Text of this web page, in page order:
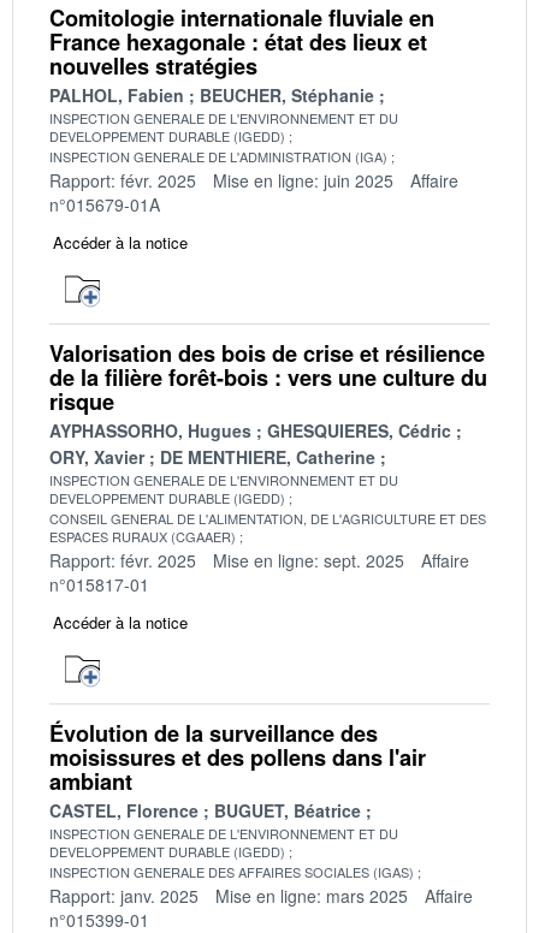
Comitologie internationale fluviale en
France hexagonale : état des lieux et
nouvelles stratégies
PALHOL, Fabien BEUCHER, Stéphanie
INSPECTION GENERALE DE L'ENVIRONNEMENT ET DU
DEVELOPPEMENT DURABLE (IGEDD)
INSPECTION GENERALE DE L'ADMINISTRATION (IGA)
Rapport: févr. 2025 Mise en ligne: juin 2025
Affaire
n°015679-01A
Accéder à la notice
Valorisation des bois de crise et résilience
de la filière forêt-bois : vers une culture du
risque
AYPHASSORHO, Hugues
GHESQUIERES, Cédric
ORY, Xavier
DE MENTHIERE, Catherine
INSPECTION GENERALE DE L'ENVIRONNEMENT ET DU
DEVELOPPEMENT DURABLE (IGEDD)
CONSEIL GENERAL DE L'ALIMENTATION, DE L'AGRICULTURE ET DES
ESPACES RURAUX (CGAAER)
Rapport: févr. 2025 Mise en ligne: sept. 2025
Affaire
n°015817-01
Accéder à la notice
Évolution de la surveillance des
moisissures et des pollens dans l'air
ambiant
CASTEL, Florence BUGUET, Béatrice
INSPECTION GENERALE DE L'ENVIRONNEMENT ET DU
DEVELOPPEMENT DURABLE (IGEDD)
INSPECTION GENERALE DES AFFAIRES SOCIALES (IGAS)
Rapport: janv. 2025 Mise en ligne: mars 2025
Affaire
n°015399-01